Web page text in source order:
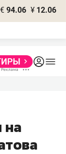
€ 94.06 ¥ 12.06
на